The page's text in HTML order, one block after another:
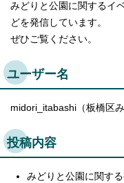
みどりと公園に関するイ
どを発信しています。
ぜひご覧ください。
ユーザー名
midori_itabashi（板橋区み
投稿内容
みどりと公園に関す